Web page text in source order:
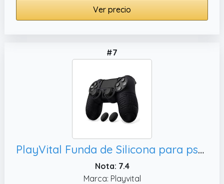
Ver precio
#7
PlayVital Funda de Silicona para ps4 Mando - Carcasa Protectora Antideslizante con Tapas para Pulgar, Accesorio para Control (Line & Dot-Negro)
Nota: 7.4
Marca: Playvital